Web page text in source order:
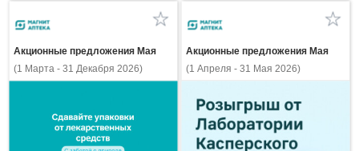
Акционные предложения Мая
(1 Марта - 31 Декабря 2026)
Акционные предложения Мая
(1 Апреля - 31 Мая 2026)